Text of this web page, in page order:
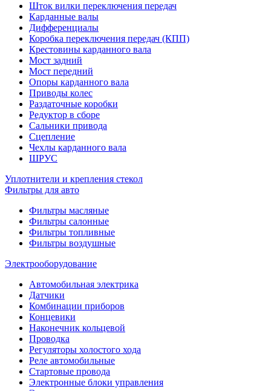
Шток вилки переключения передач
Карданные валы
Дифференциалы
Коробка переключения передач (КПП)
Крестовины карданного вала
Мост задний
Мост передний
Опоры карданного вала
Приводы колес
Раздаточные коробки
Редуктор в сборе
Сальники привода
Сцепление
Чехлы карданного вала
ШРУС
Уплотнители и крепления стекол
Фильтры для авто
Фильтры масляные
Фильтры салонные
Фильтры топливные
Фильтры воздушные
Электрооборудование
Автомобильная электрика
Датчики
Комбинации приборов
Концевики
Наконечник кольцевой
Проводка
Регуляторы холостого хода
Реле автомобильные
Стартовые провода
Электронные блоки управления